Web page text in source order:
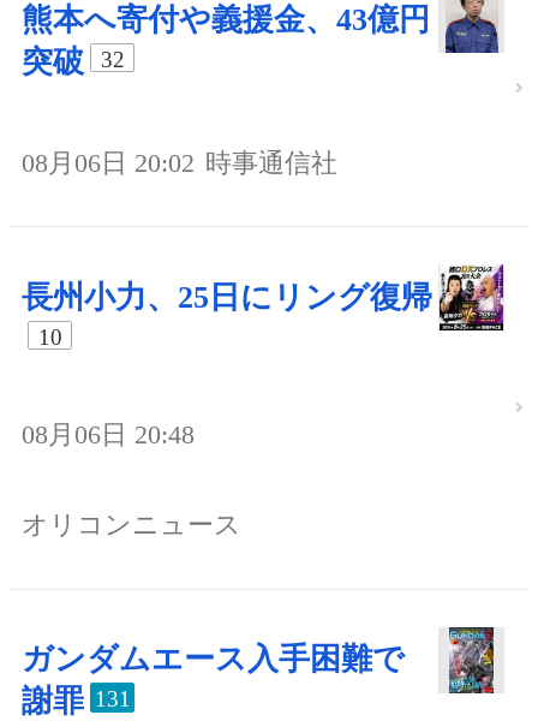
熊本へ寄付や義援金、43億円
突破
32
08月06日 20:02 時事通信社
長州小力、25日にリング復帰
10
08月06日 20:48
オリコンニュース
ガンダムエース入手困難で
謝罪 131